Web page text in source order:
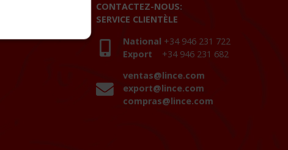
CONTACTEZ-NOUS:
SERVICE CLIENTÈLE
National +34 946 231 722
Export +34 946 231 682
ventas@lince.com
export@lince.com
compras@lince.com